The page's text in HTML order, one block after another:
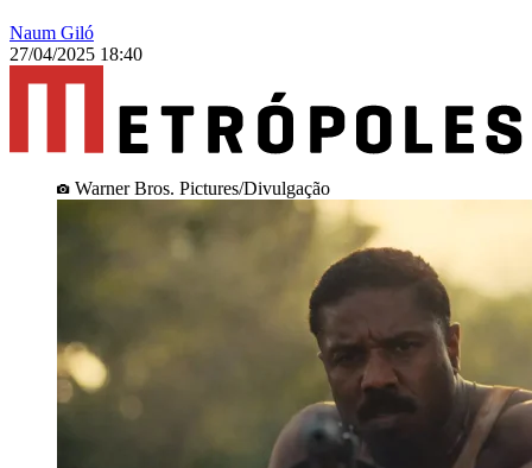
Naum Giló
27/04/2025 18:40
Warner Bros. Pictures/Divulgação